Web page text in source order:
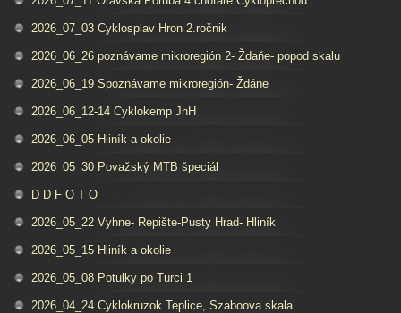
2026_07_03 Cyklosplav Hron 2.ročnik
2026_06_26 poznávame mikroregión 2- Ždaňe- popod skalu
2026_06_19 Spoznávame mikroregión- Ždáne
2026_06_12-14 Cyklokemp JnH
2026_06_05 Hliník a okolie
2026_05_30 Považský MTB špeciál
D D F O T O
2026_05_22 Vyhne- Repište-Pusty Hrad- Hliník
2026_05_15 Hliník a okolie
2026_05_08 Potulky po Turci 1
2026_04_24 Cyklokruzok Teplice, Szaboova skala